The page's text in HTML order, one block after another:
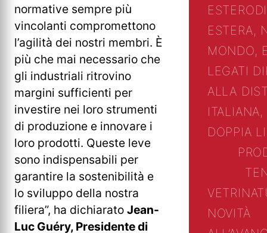
normative sempre più
vincolanti compromettono
l’agilità dei nostri membri. È
più che mai necessario che
gli industriali ritrovino
margini sufficienti per
investire nei loro strumenti
di produzione e innovare i
loro prodotti. Queste leve
sono indispensabili per
garantire la sostenibilità e
lo sviluppo della nostra
filiera”, ha dichiarato Jean-
Luc Guéry, Presidente di
ESTERO
ESTERA,
MONDO,
LEGATI
ALLA
DOPPIA
VETRINA
NOVITÀ